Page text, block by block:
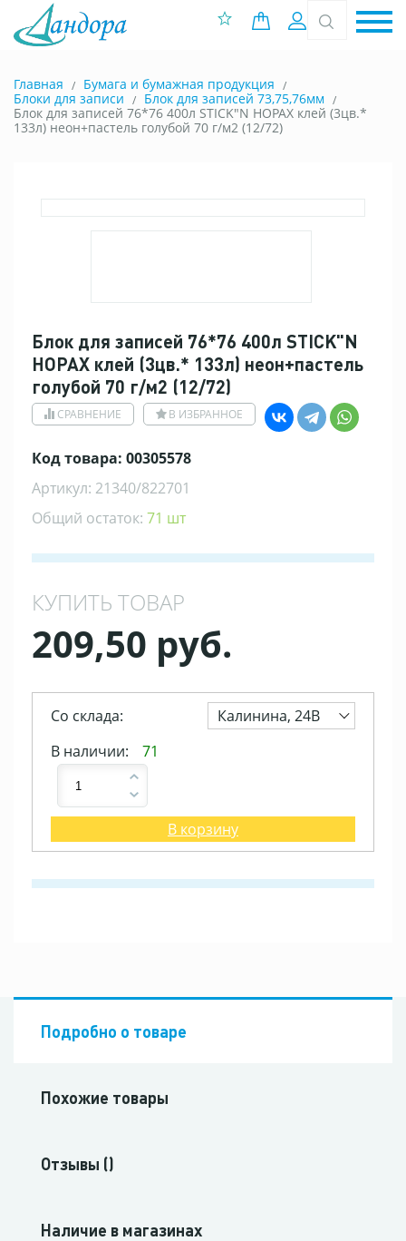
0 позиций
Вход
Главная
Бумага и бумажная продукция
Блоки для записи
Блок для записей 73,75,76мм
Блок для записей 76*76 400л STICK"N HOPAX клей (3цв.*
133л) неон+пастель голубой 70 г/м2 (12/72)
Блок для записей 76*76 400л STICK"N
HOPAX клей (3цв.* 133л) неон+пастель
голубой 70 г/м2 (12/72)
СРАВНЕНИЕ В ИЗБРАННОЕ
Код товара: 00305578
Артикул: 21340/822701
Общий остаток: 71 шт
КУПИТЬ ТОВАР
209,50 руб.
Со склада:
Калинина, 24В
В наличии:
71
В корзину
Подробно о товаре
Похожие товары
Отзывы ()
Наличие в магазинах